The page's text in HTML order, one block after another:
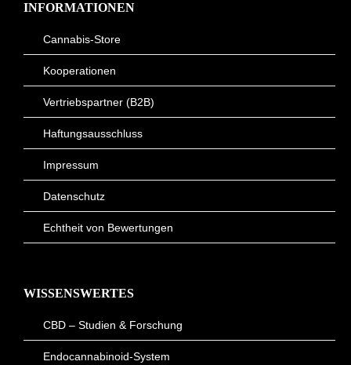
INFORMATIONEN
Cannabis-Store
Kooperationen
Vertriebspartner (B2B)
Haftungsausschluss
Impressum
Datenschutz
Echtheit von Bewertungen
WISSENSWERTES
CBD – Studien & Forschung
Endocannabinoid-System